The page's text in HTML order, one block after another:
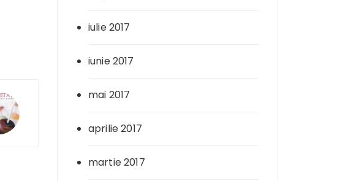
iulie 2017
iunie 2017
mai 2017
aprilie 2017
martie 2017